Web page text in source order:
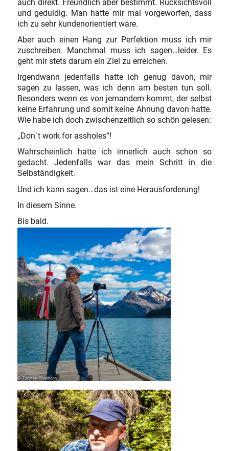
auch direkt. Freundlich aber bestimmt. Rücksichtsvoll
und geduldig. Man hatte mir mal vorgeworfen, dass
ich zu sehr kundenorientiert wäre.
Aber auch einen Hang zur Perfektion muss ich mir
zuschreiben. Manchmal muss ich sagen…leider. Es
geht mir stets darum ein Ziel zu erreichen.
Irgendwann jedenfalls hatte ich genug davon, mir
sagen zu lassen, was ich denn am besten tun soll.
Besonders wenn es von jemandem kommt, der selbst
keine Erfahrung und somit keine Ahnung davon hatte.
Wie habe ich doch zwischenzeitlich so schön gelesen:
„Don`t work for assholes“!
Wahrscheinlich hatte ich innerlich auch schon so
gedacht. Jedenfalls war das mein Schritt in die
Selbständigkeit.
Und ich kann sagen…das ist eine Herausforderung!
In diesem Sinne.
Bis bald.